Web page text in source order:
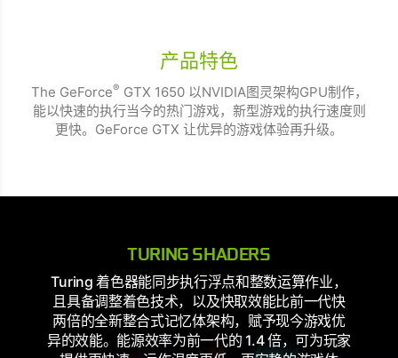
产品特色
The GeForce® GTX 1650 以NVIDIA图灵架构GPU制作，
能以快速的执行当今的热门游戏，新型游戏的执行速度则
更快。GeForce GTX 让优异的游戏体验再升级。
TURING SHADERS
Turing 着色器能同步执行浮点和整数运算作业，
且具备调整着色技术，以及快取效能比前一代快
两倍的全新整合式记忆体架构，赋予现今游戏优
异的效能。能源效率为前一代的 1.4 倍，可为玩家